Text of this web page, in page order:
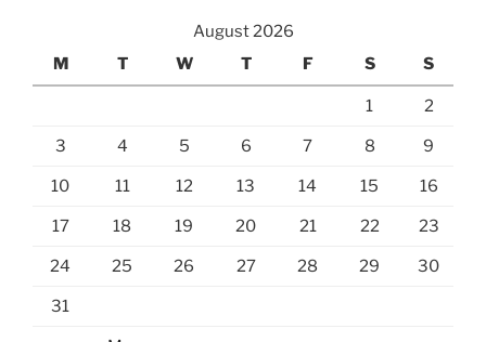
August 2026
M
T W T F S S
1 2
3 4 5 6 7 8 9
10 11 12 13 14 15 16
17 18 19 20 21 22 23
24 25 26 27 28 29 30
31